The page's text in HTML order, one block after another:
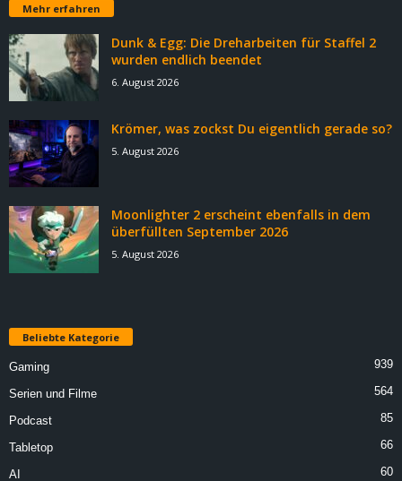
Mehr erfahren
Dunk & Egg: Die Dreharbeiten für Staffel 2
wurden endlich beendet
6. August 2026
Krömer, was zockst Du eigentlich gerade so?
5. August 2026
Moonlighter 2 erscheint ebenfalls in dem
überfüllten September 2026
5. August 2026
Beliebte Kategorie
Gaming 939
Serien und Filme 564
Podcast 85
Tabletop 66
AI 60